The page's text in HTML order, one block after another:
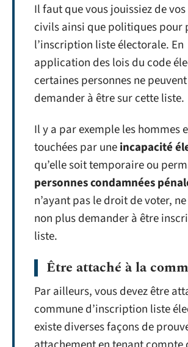
Il faut que vous jouissiez de
civils ainsi que politiques pour
l’inscription liste électorale. En
application des lois du code
certaines personnes ne
demander à être sur cette liste.
Il y a par exemple les hommes
touchées par uneincapacité
qu’elle soit temporaire ou
personnes condamnées
n’ayant pas le droit de voter,
non plus demander à être
liste.
Être attaché à la
Par ailleurs, vous devez être
commune d’inscription liste
existe diverses façons de